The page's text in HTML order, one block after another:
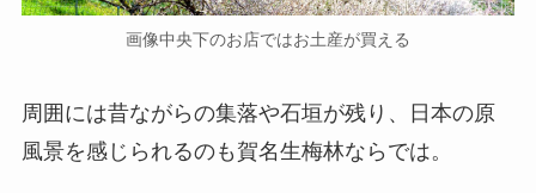
画像中央下のお店ではお土産が買える
周囲には昔ながらの集落や石垣が残り、日本の原
風景を感じられるのも賀名生梅林ならでは。